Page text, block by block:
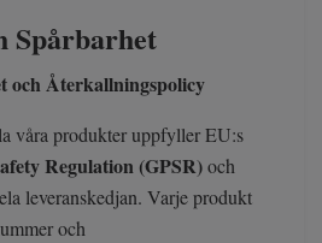
Spårbarhet
och Återkallningspolicy
våra produkter uppfyller EU:s
Regulation (GPSR)och
leveranskedjan. Varje produkt
och